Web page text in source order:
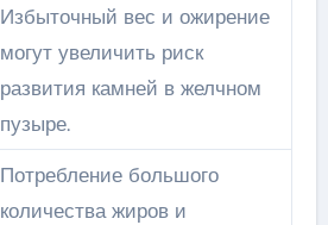
Избыточный вес и ожирение
могут увеличить риск
развития камней в желчном
пузыре.
Потребление большого
количества жиров и